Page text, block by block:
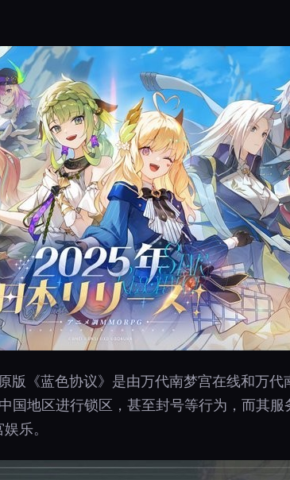
版《蓝色协议》是由万代南梦宫在线和万
国地区进行锁区，甚至封号等行为，而其
乐。